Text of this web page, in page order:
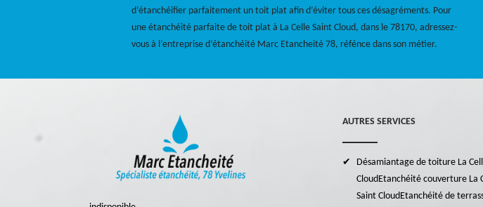
d’étanchéifier parfaitement un toit plat afin d’éviter tous ces désagréments. Pour
une étanchéité parfaite de toit plat à La Celle Saint Cloud, dans le 78170, adressez-
vous à l’entreprise d’étanchéité Marc Etancheité 78, réfénce dans son métier.
AUTRES SERVICES
Désamiantage de toiture La
CloudEtanchéité couverture La
Saint CloudEtanchéité de